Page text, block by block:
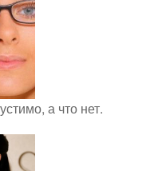
а что нет.